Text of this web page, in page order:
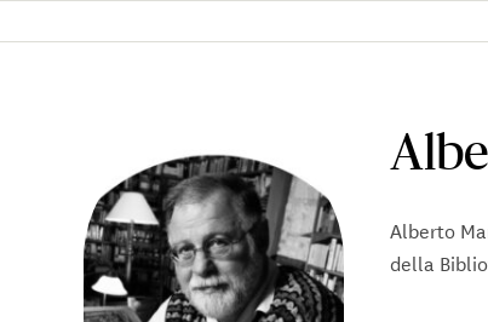
Alberto
della